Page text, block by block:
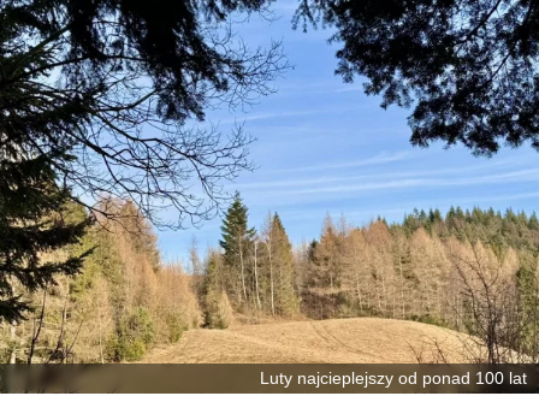
Luty najcieplejszy od ponad 100 lat